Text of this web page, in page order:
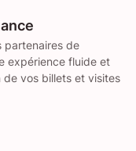
partenaires de
expérience fluide et
vos billets et visites